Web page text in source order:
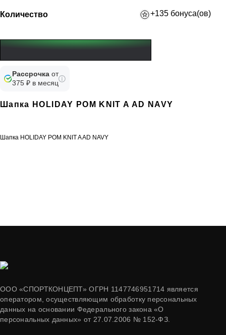
Количество +135 бонуса(ов)
Рассрочка от
375 ₽ в месяц
Шапка HOLIDAY POM KNIT A AD NAVY
Шапка HOLIDAY POM KNIT A AD NAVY
ООО «СПОРТКОНЦЕПТ» ОГРН 1147746951714 является
оператором, осуществляющим обработку персональных
данных на основании Федерального закона «О
персональных данных» от 27.07.2006 № 152-ФЗ.